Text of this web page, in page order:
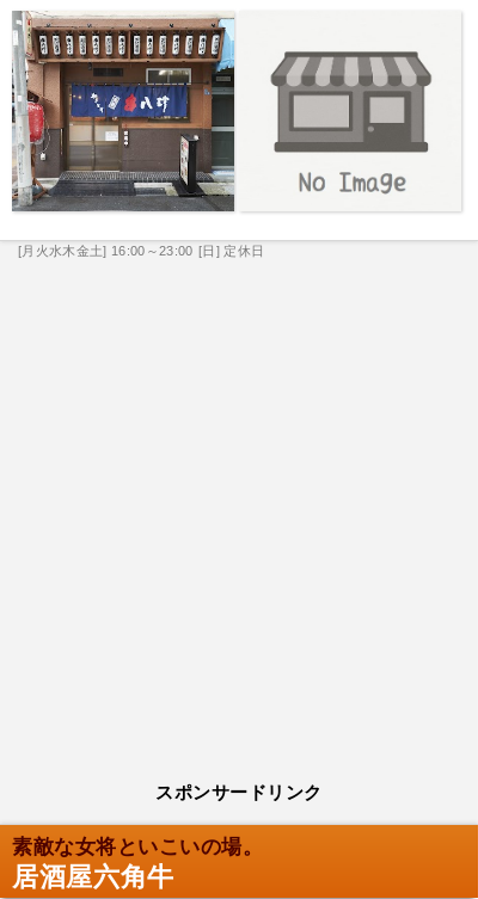
[月火水木金土] 16:00～23:00 [日] 定休日
スポンサードリンク
素敵な女将といこいの場。
居酒屋六角牛